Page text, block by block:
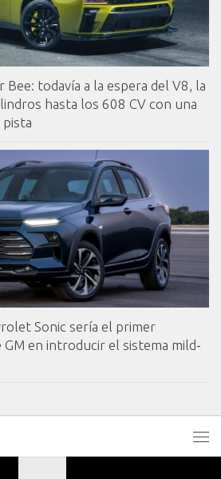
Bee: todavía a la espera del V8, la
hasta los 608 CV con una
pista
Sonic sería el primer
en introducir el sistema mild-